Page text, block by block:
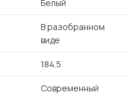
Белый
В разобранном
виде
184.5
Современный